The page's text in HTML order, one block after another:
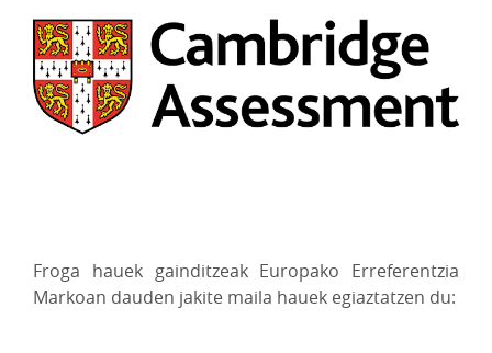
Froga hauek gainditzeak Europako Erreferentzia
Markoan dauden jakite maila hauek egiaztatzen du: